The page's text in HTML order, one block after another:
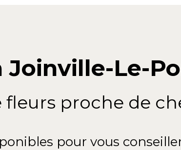
Joinville-Le-
fleurs proche de
pour vous